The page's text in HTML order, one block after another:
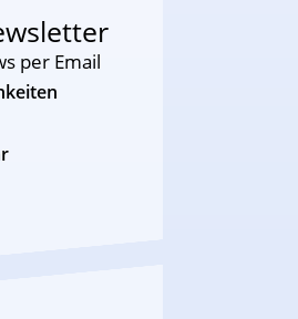
per Email